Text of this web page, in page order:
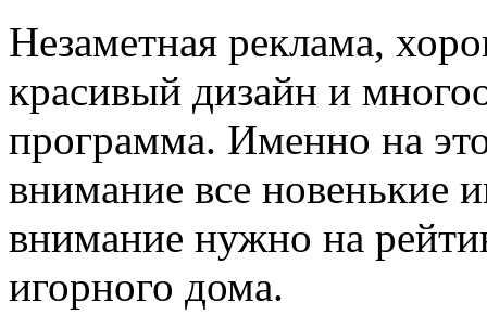
Незаметная реклама,
красивый дизайн и
программа. Именно на
внимание все новенькие
внимание нужно на
игорного дома.